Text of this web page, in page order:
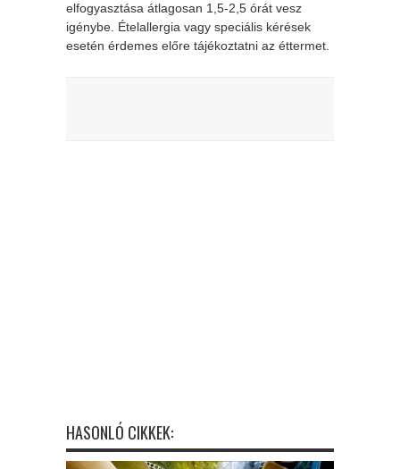
elfogyasztása átlagosan 1,5-2,5 órát vesz
igénybe. Ételallergia vagy speciális kérések
esetén érdemes előre tájékoztatni az éttermet.
HASONLÓ CIKKEK: